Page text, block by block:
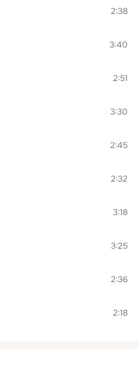
2:38
3:40
2:51
3:30
2:45
2:32
3:18
3:25
2:36
2:18